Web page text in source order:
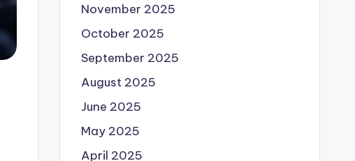
November 2025
October 2025
September 2025
August 2025
June 2025
May 2025
April 2025